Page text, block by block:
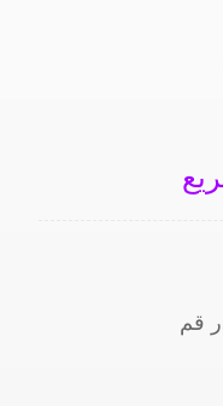
قم